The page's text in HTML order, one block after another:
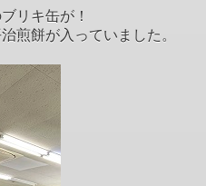
ブリキ缶が！
煎餅が入っていました。